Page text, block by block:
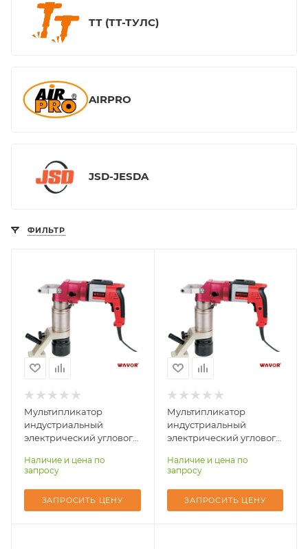
ТТ (ТТ-ТУЛС)
AIRPRO
JSD-JESDA
ФИЛЬТР
момента (затяжка/
реверс)
Квадрат выходной,
дюйм
3/4"
max, Нм
100-800
Мультипликатор
индустриальный
электрический углового
Наличие и цена по
запросу
ЗАПРОСИТЬ ЦЕНУ
момента (затяжка/
реверс)
Квадрат выходной,
дюйм
1"
max, Нм
200-1200
Мультипликатор
индустриальный
электрический углового
Наличие и цена по
запросу
ЗАПРОСИТЬ ЦЕНУ